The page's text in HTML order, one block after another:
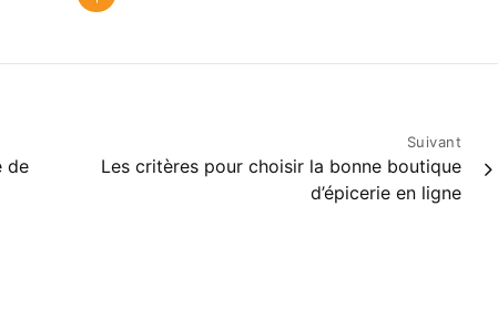
de
Suivant
Les critères pour choisir la bonne boutique
d’épicerie en ligne